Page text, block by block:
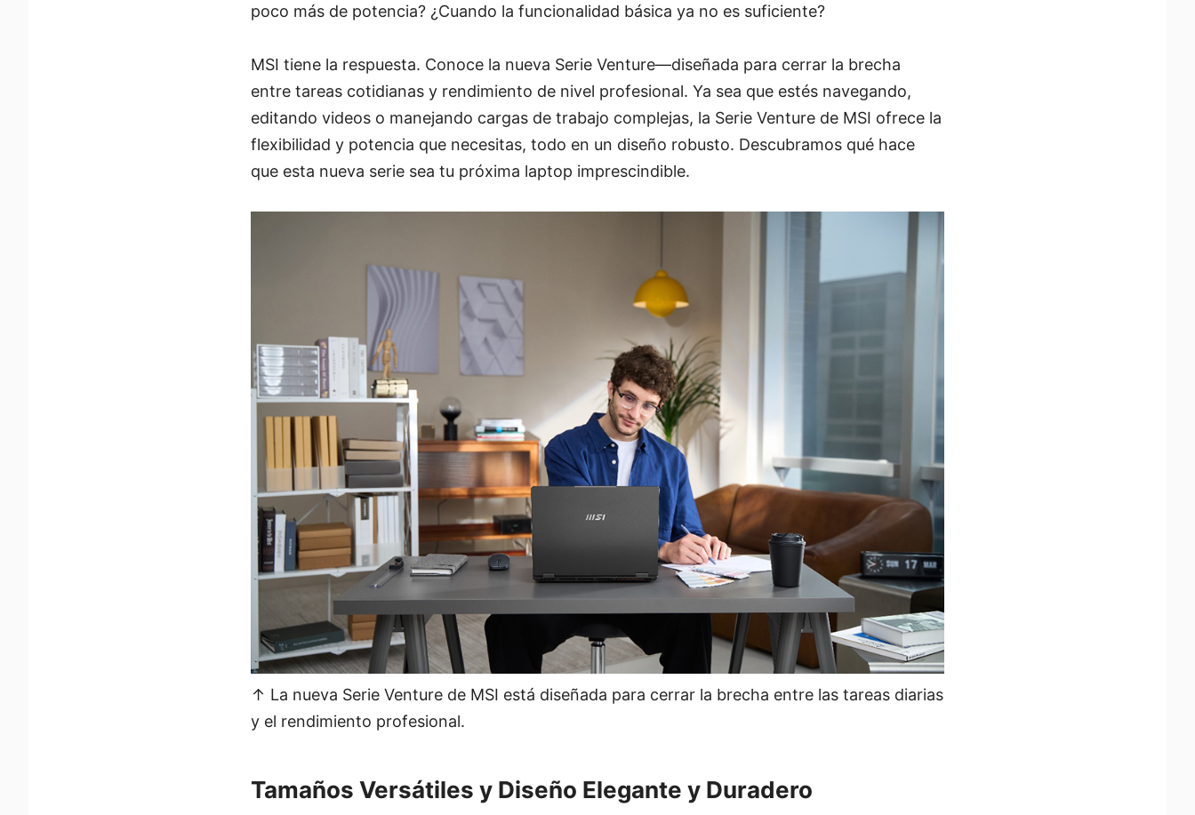
poco más de potencia? ¿Cuando la funcionalidad básica ya no es suficiente?
MSI tiene la respuesta. Conoce la nueva Serie Venture—diseñada para cerrar la brecha
entre tareas cotidianas y rendimiento de nivel profesional. Ya sea que estés navegando,
editando videos o manejando cargas de trabajo complejas, la Serie Venture de MSI ofrece la
flexibilidad y potencia que necesitas, todo en un diseño robusto. Descubramos qué hace
que esta nueva serie sea tu próxima laptop imprescindible.
↑ La nueva Serie Venture de MSI está diseñada para cerrar la brecha entre las tareas diarias
y el rendimiento profesional.
Tamaños Versátiles y Diseño Elegante y Duradero